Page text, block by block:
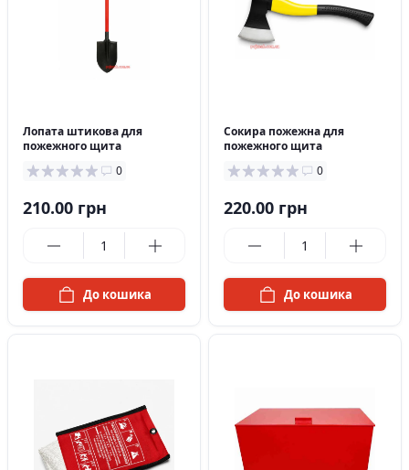
Лопата штикова для
пожежного щита
0
210.00 грн
До кошика
Сокира пожежна для
пожежного щита
0
220.00 грн
До кошика